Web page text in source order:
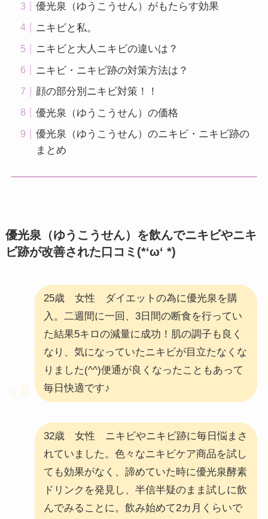
優光泉（ゆうこうせん）がもたらす効果
ニキビと私。
ニキビと大人ニキビの違いは？
ニキビ・ニキビ跡の対策方法は？
顔の部分別ニキビ対策！！
優光泉（ゆうこうせん）の価格
優光泉（ゆうこうせん）のニキビ・ニキビ跡の
まとめ
優光泉（ゆうこうせん）を飲んでニキビやニキ
ビ跡が改善された口コミ(*‘ω‘ *)
25歳 女性 ダイエットの為に優光泉を購
入。二週間に一回、3日間の断食を行ってい
た結果5キロの減量に成功！肌の調子も良く
なり、気になっていたニキビが目立たなくな
りました(^^)便通が良くなったこともあって
毎日快適です♪
32歳 女性 ニキビやニキビ跡に毎日悩まさ
れていました。色々なニキビケア商品を試し
ても効果がなく、諦めていた時に優光泉酵素
ドリンクを発見し、半信半疑のまま試しに飲
んでみることに。飲み始めて2カ月くらいで